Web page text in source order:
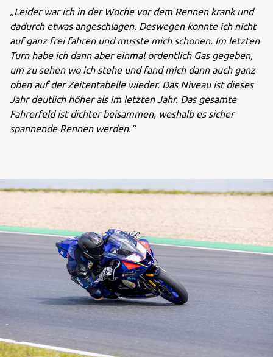
„Leider war ich in der Woche vor dem Rennen krank und
dadurch etwas angeschlagen. Deswegen konnte ich nicht
auf ganz frei fahren und musste mich schonen. Im letzten
Turn habe ich dann aber einmal ordentlich Gas gegeben,
um zu sehen wo ich stehe und fand mich dann auch ganz
oben auf der Zeitentabelle wieder. Das Niveau ist dieses
Jahr deutlich höher als im letzten Jahr. Das gesamte
Fahrerfeld ist dichter beisammen, weshalb es sicher
spannende Rennen werden.“